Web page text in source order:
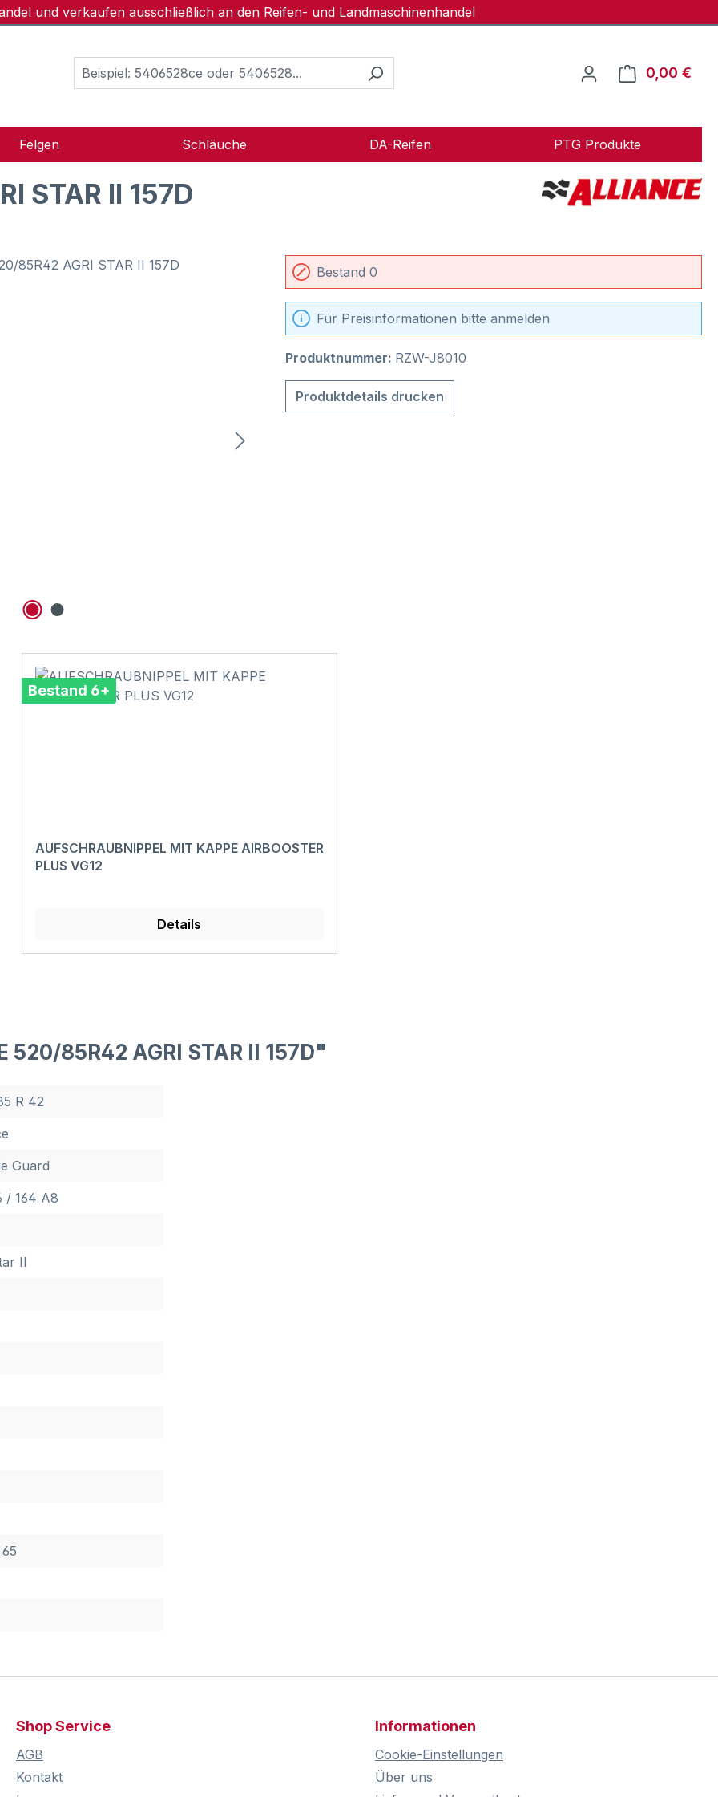
und verkaufen ausschließlich an den Reifen- und Landmaschinenhandel
0,00 €
Felgen Schläuche DA-Reifen PTG Produkte
STAR II 157D
Bestand 0
Für Preisinformationen bitte anmelden
Produktnummer: RZW-J8010
Produktdetails drucken
Bestand 6+
AUFSCHRAUBNIPPEL MIT KAPPE AIRBOOSTER
PLUS VG12
Details
85R42 AGRI STAR II 157D"
R 42
Guard
/ 164 A8
II
Shop Service
AGB
Kontakt
Informationen
Cookie-Einstellungen
Über uns